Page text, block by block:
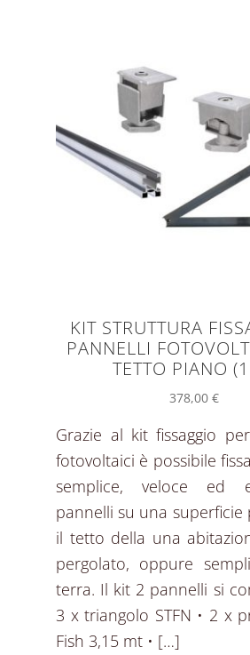
KIT STRUTTURA
PANNELLI
TETTO PIANO
378,00€
Grazie al kit fissaggio
fotovoltaici è possibile
semplice, veloce ed
pannelli su una superficie
il tetto della una
pergolato, oppure
terra. Il kit 2 pannelli si
3 x triangolo STFN • 2 x
Fish 3,15 mt • […]